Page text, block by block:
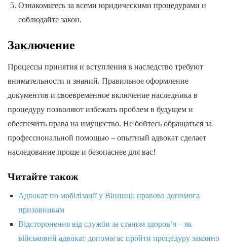
Ознакомьтесь за всеми юридическими процедурами и
соблюдайте закон.
Заключение
Процессы принятия и вступления в наследство требуют
внимательности и знаний. Правильное оформление
документов и своевременное включение наследника в
процедуру позволяют избежать проблем в будущем и
обеспечить права на имущество. Не бойтесь обращаться за
профессиональной помощью – опытный адвокат сделает
наследование проще и безопаснее для вас!
Читайте також
Адвокат по мобілізації у Вінниці: правова допомога
призовникам
Відсторонення від служби за станом здоров’я – як
військовий адвокат допомагає пройти процедуру законно